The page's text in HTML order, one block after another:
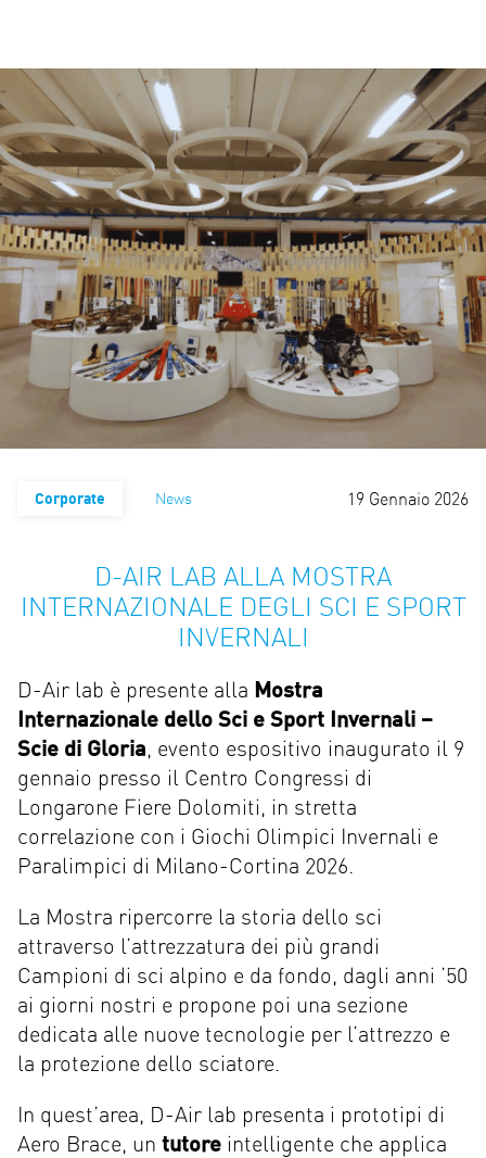
Corporate News 19 Gennaio 2026
D-AIR LAB ALLA MOSTRA
INTERNAZIONALE DEGLI SCI E SPORT
INVERNALI
D-Air lab è presente alla Mostra
Internazionale dello Sci e Sport Invernali –
Scie di Gloria, evento espositivo inaugurato il 9
gennaio presso il Centro Congressi di
Longarone Fiere Dolomiti, in stretta
correlazione con i Giochi Olimpici Invernali e
Paralimpici di Milano-Cortina 2026.
La Mostra ripercorre la storia dello sci
attraverso l’attrezzatura dei più grandi
Campioni di sci alpino e da fondo, dagli anni ’50
ai giorni nostri e propone poi una sezione
dedicata alle nuove tecnologie per l’attrezzo e
la protezione dello sciatore.
In quest’area, D-Air lab presenta i prototipi di
Aero Brace, un tutore intelligente che applica